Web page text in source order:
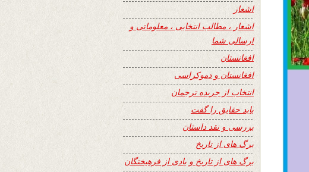
اشعار
اشعار ، مطالب انتخابی ، معلوماتی و
ارسالی شما
افغانستان
افغانستان و دموکراسی
انتخاب از جریده ترجمان
باید حقایق را گفت
بررسی و نقد داستان
برگ های از تاریخ
برگ های از تاریخ و یادی از فرهیختگان